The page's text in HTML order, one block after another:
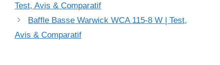
Test, Avis & Comparatif
Baffle Basse Warwick WCA 115-8 W | Test,
Avis & Comparatif